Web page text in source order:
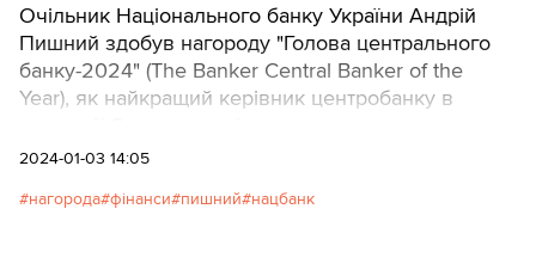
Очільник Національного банку України Андрій
Пишний здобув нагороду "Голова центрального
банку-2024" (The Banker Central Banker of the
Year), як найкращий керівник центробанку в
2024-01-03 14:05
нагорода фінанси пишний нацбанк